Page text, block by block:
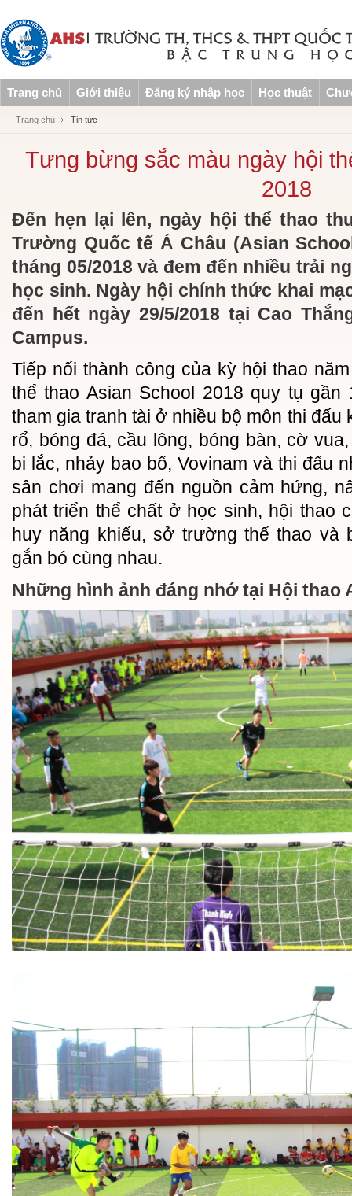
Trang chủ Giới thiệu Đăng ký nhập học Học thuật
Trang chủ Tin tức
Tưng bừng sắc màu ngày hội
2018
Đến hẹn lại lên, ngày hội thể thao
Trường Quốc tế Á Châu (Asian
tháng 05/2018 và đem đến nhiều trải
học sinh. Ngày hội chính thức khai
đến hết ngày 29/5/2018 tại Cao
Campus.
Tiếp nối thành công của kỳ hội thao
thể thao Asian School 2018 quy tụ
tham gia tranh tài ở nhiều bộ môn thi đấu
rổ, bóng đá, cầu lông, bóng bàn, cờ
bi lắc, nhảy bao bố, Vovinam và thi đấu
sân chơi mang đến nguồn cảm hứng,
phát triển thể chất ở học sinh, hội thao
huy năng khiếu, sở trường thể thao và
gắn bó cùng nhau.
Những hình ảnh đáng nhớ tại Hội thao